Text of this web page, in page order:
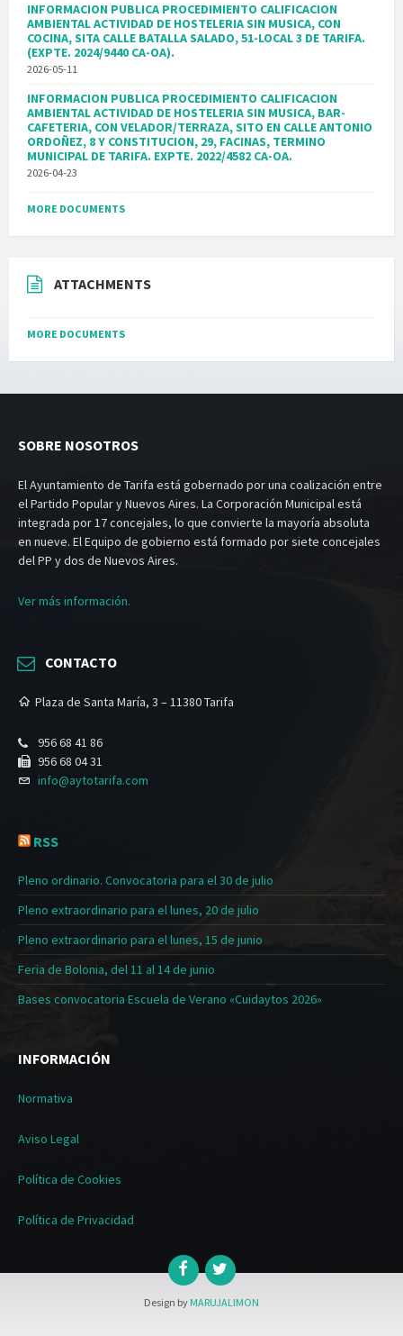
INFORMACION PUBLICA PROCEDIMIENTO CALIFICACION
AMBIENTAL ACTIVIDAD DE HOSTELERIA SIN MUSICA, CON
COCINA, SITA CALLE BATALLA SALADO, 51-LOCAL 3 DE TARIFA.
(EXPTE. 2024/9440 CA-OA).
2026-05-11
INFORMACION PUBLICA PROCEDIMIENTO CALIFICACION
AMBIENTAL ACTIVIDAD DE HOSTELERIA SIN MUSICA, BAR-
CAFETERIA, CON VELADOR/TERRAZA, SITO EN CALLE ANTONIO
ORDOÑEZ, 8 Y CONSTITUCION, 29, FACINAS, TERMINO
MUNICIPAL DE TARIFA. EXPTE. 2022/4582 CA-OA.
2026-04-23
MORE DOCUMENTS
ATTACHMENTS
MORE DOCUMENTS
SOBRE NOSOTROS
El Ayuntamiento de Tarifa está gobernado por una coalización entre
el Partido Popular y Nuevos Aires. La Corporación Municipal está
integrada por 17 concejales, lo que convierte la mayoría absoluta
en nueve. El Equipo de gobierno está formado por siete concejales
del PP y dos de Nuevos Aires.
Ver más información.
CONTACTO
Plaza de Santa María, 3 – 11380 Tarifa
956 68 41 86
956 68 04 31
info@aytotarifa.com
RSS
Pleno ordinario. Convocatoria para el 30 de julio
Pleno extraordinario para el lunes, 20 de julio
Pleno extraordinario para el lunes, 15 de junio
Feria de Bolonia, del 11 al 14 de junio
Bases convocatoria Escuela de Verano «Cuidaytos 2026»
INFORMACIÓN
Normativa
Aviso Legal
Política de Cookies
Política de Privacidad
Design by MARUJALIMON